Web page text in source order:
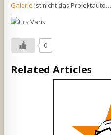
Galerie ist nicht das Projektauto…
0
Related Articles